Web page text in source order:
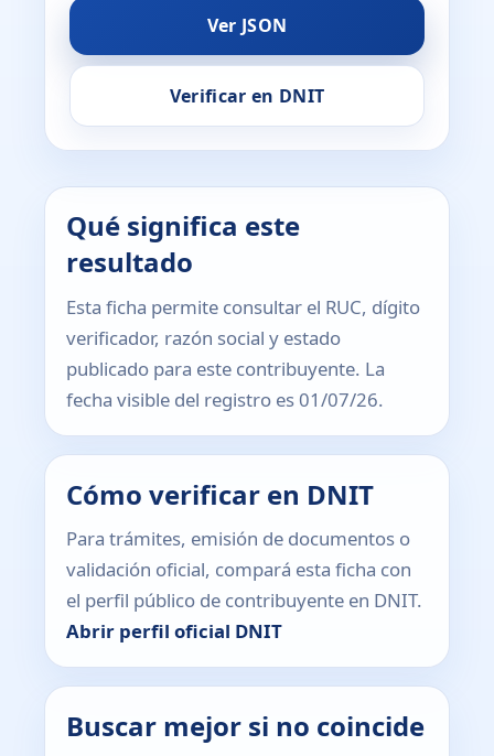
Ver JSON
Verificar en DNIT
Qué significa este
resultado
Esta ficha permite consultar el RUC, dígito
verificador, razón social y estado
publicado para este contribuyente. La
fecha visible del registro es 01/07/26.
Cómo verificar en DNIT
Para trámites, emisión de documentos o
validación oficial, compará esta ficha con
el perfil público de contribuyente en DNIT.
Abrir perfil oficial DNIT
Buscar mejor si no coincide